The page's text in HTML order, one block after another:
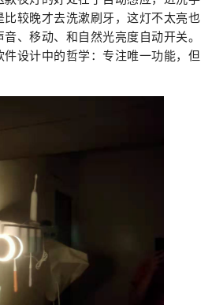
较晚才去洗漱刷牙，这灯不太亮也
、移动、和自然光亮度自动开关。
设计中的哲学：专注唯一功能，但